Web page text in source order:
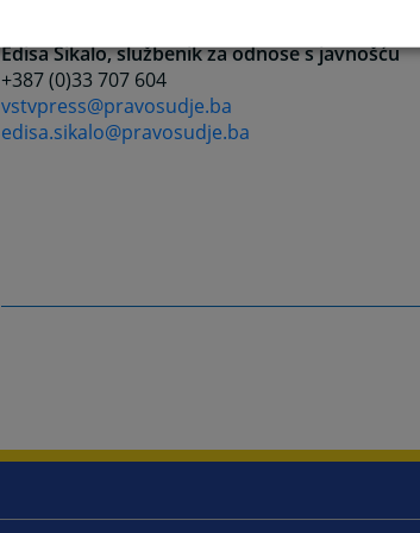
Edisa Šikalo, službenik za odnose s javnošću
+387 (0)33 707 604
vstvpress@pravosudje.ba
edisa.sikalo@pravosudje.ba